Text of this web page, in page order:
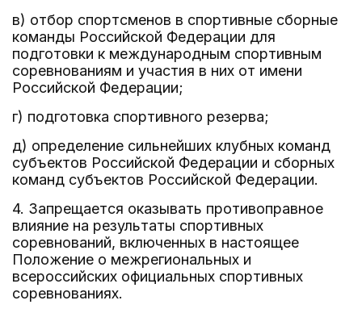
в) отбор спортсменов в спортивные сборные
команды Российской Федерации для
подготовки к международным спортивным
соревнованиям и участия в них от имени
Российской Федерации;
г) подготовка спортивного резерва;
д) определение сильнейших клубных команд
субъектов Российской Федерации и сборных
команд субъектов Российской Федерации.
4. Запрещается оказывать противоправное
влияние на результаты спортивных
соревнований, включенных в настоящее
Положение о межрегиональных и
всероссийских официальных спортивных
соревнованиях.